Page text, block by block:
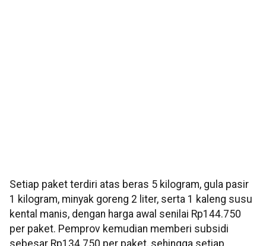
Setiap paket terdiri atas beras 5 kilogram, gula pasir
1 kilogram, minyak goreng 2 liter, serta 1 kaleng susu
kental manis, dengan harga awal senilai Rp144.750
per paket. Pemprov kemudian memberi subsidi